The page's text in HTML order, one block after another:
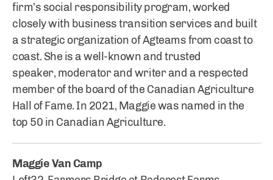
firm’s social responsibility program, worked
closely with business transition services and built
a strategic organization of Agteams from coast to
coast. She is a well-known and trusted
speaker, moderator and writer and a respected
member of the board of the Canadian Agriculture
Hall of Fame. In 2021, Maggie was named in the
top 50 in Canadian Agriculture.
Maggie Van Camp